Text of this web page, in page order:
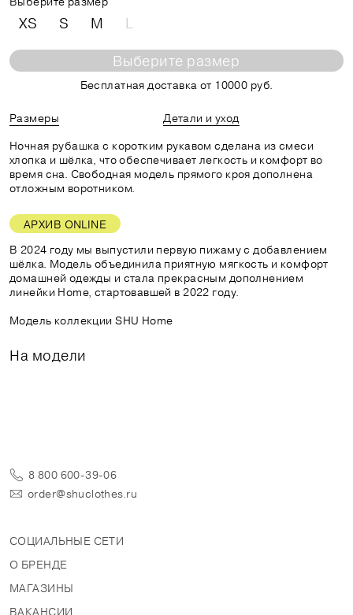
XS S M L
Выберите размер
Бесплатная доставка от 10000 руб.
Размеры
Детали и уход
Ночная рубашка с коротким рукавом сделана из смеси
хлопка и шёлка, что обеспечивает легкость и комфорт во
время сна. Свободная модель прямого кроя дополнена
отложным воротником.
АРХИВ ONLINE
В 2024 году мы выпустили первую пижаму с добавлением
шёлка. Модель объединила приятную мягкость и комфорт
домашней одежды и стала прекрасным дополнением
линейки Home, стартовавшей в 2022 году.
Модель коллекции SHU Home
На модели
8 800 600-39-06
order@shuclothes.ru
СОЦИАЛЬНЫЕ СЕТИ
О БРЕНДЕ
МАГАЗИНЫ
ВАКАНСИИ